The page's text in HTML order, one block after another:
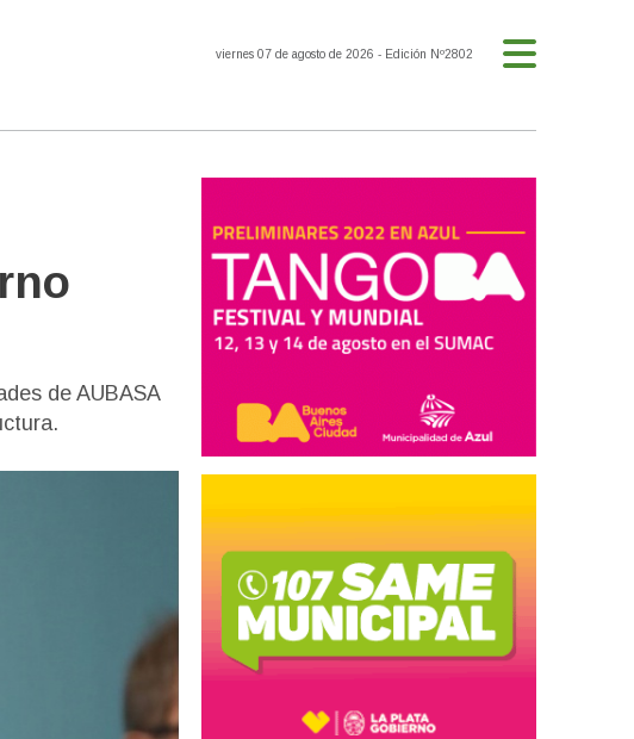
viernes 07 de agosto de 2026 - Edición Nº2802
de AUBASA